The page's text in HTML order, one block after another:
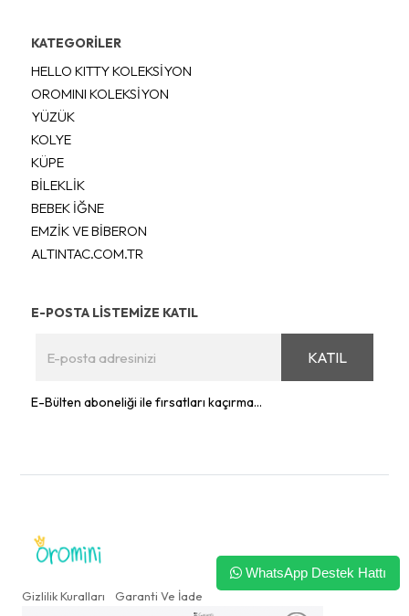
KATEGORİLER
HELLO KITTY KOLEKSİYON
OROMINI KOLEKSİYON
YÜZÜK
KOLYE
KÜPE
BİLEKLİK
BEBEK İĞNE
EMZİK VE BİBERON
ALTINTAC.COM.TR
E-POSTA LİSTEMİZE KATIL
KATIL
E-Bülten aboneliği ile fırsatları kaçırma...
Gizlilik Kuralları Garanti Ve İade
WhatsApp Destek Hattı